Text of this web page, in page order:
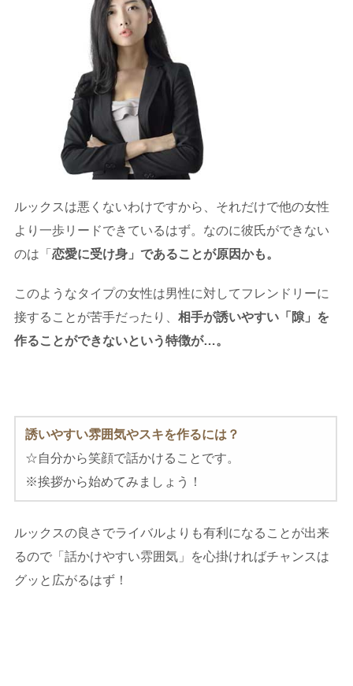
ルックスは悪くないわけですから、それだけで他の女性
より一歩リードできているはず。なのに彼氏ができない
のは「 恋愛に受け身」であることが原因かも。
このようなタイプの女性は男性に対してフレンドリーに
接することが苦手だったり、 相手が誘いやすい「隙」を
作ることができないという特徴が…。
誘いやすい雰囲気やスキを作るには？
☆自分から笑顔で話かけることです。
※挨拶から始めてみましょう！
ルックスの良さでライバルよりも有利になることが出来
るので「話かけやすい雰囲気」を心掛ければチャンスは
グッと広がるはず！